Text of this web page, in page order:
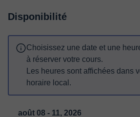
Disponibilité
Choisissez une date et une
à réserver votre cours.
Les heures sont affichées dans
horaire local.
août 08 - 11, 2026